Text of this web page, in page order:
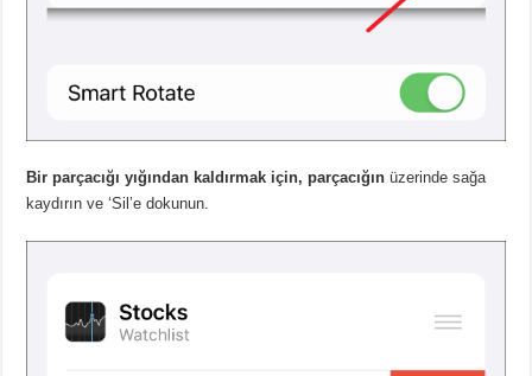
Bir parçacığı yığından kaldırmak için, parçacığın üzerinde sağa
kaydırın ve ‘Sil’e dokunun.